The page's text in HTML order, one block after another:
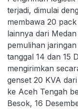
terjadi, dimulai
membawa 20
lainnya dari
pemulihan
tanggal 14 dan 15
mengirimkan
genset 20 KVA
ke Aceh Tengah
Besok, 16